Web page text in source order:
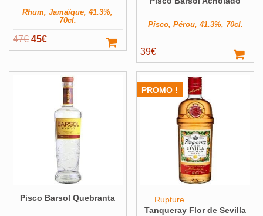
Producteur
Voir ▼
Filter
Rhum, Jamaïque, 41.3%,
70cl.
47€ Le
prix
45€Le
prix
est :
45€.
Pisco, Pérou, 41.3%, 70cl.
39€
Pisco Barsol Quebranta
PROMO !
Rupture
Tanqueray Flor de Sevilla